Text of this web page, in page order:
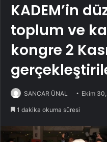
KADEM’in
toplum ve
kongre 2
SANCAR ÜNAL Ekim
1 dakika okuma süresi